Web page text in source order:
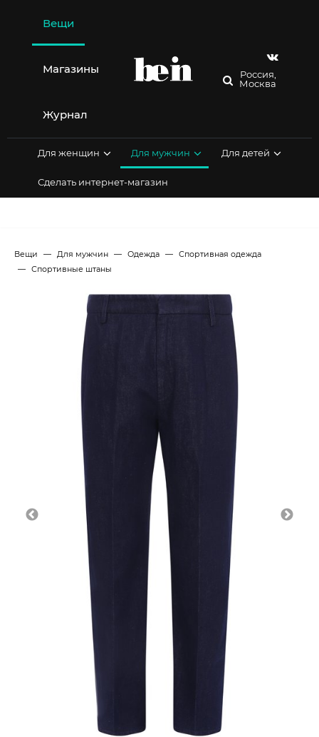
содержимому
Вещи
Магазины
Журнал
Россия,
Москва
Для женщин Для мужчин Для детей
Сделать интернет-магазин
Вещи Для мужчин Одежда
Спортивная одежда
Спортивные штаны